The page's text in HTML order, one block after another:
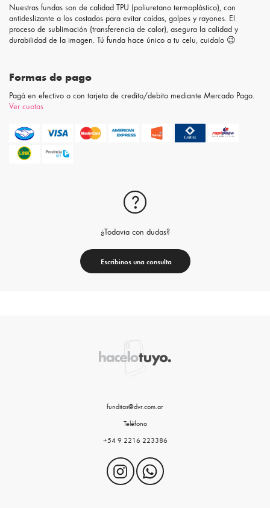
Nuestras fundas son de calidad TPU (poliuretano termoplástico), con
antideslizante a los costados para evitar caídas, golpes y rayones. El
proceso de sublimación (transferencia de calor), asegura la calidad y
durabilidad de la imagen. Tú funda hace único a tu celu, cuidalo 😉
Formas de pago
Pagá en efectivo o con tarjeta de credito/debito mediante Mercado Pago.
Ver cuotas
¿Todavia con dudas?
Escribinos una consulta
funditas@dvr.com.ar
Teléfono
+54 9 2216 223386